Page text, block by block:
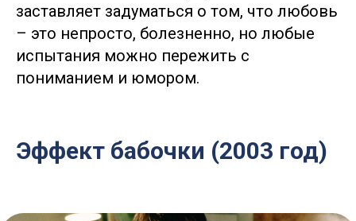
заставляет задуматься о том, что любовь
– это непросто, болезненно, но любые
испытания можно пережить с
пониманием и юмором.
Эффект бабочки (2003 год)